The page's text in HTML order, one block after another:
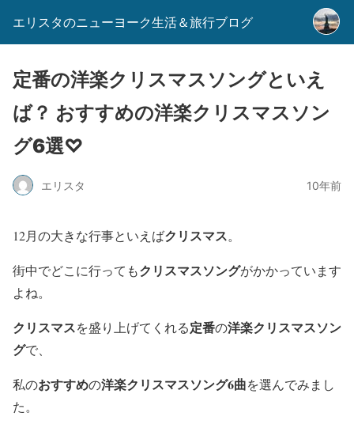
エリスタのニューヨーク生活＆旅行ブログ
定番の洋楽クリスマスソングといえ
ば？ おすすめの洋楽クリスマスソン
グ6選♡
エリスタ 10年前
12月の大きな行事といえばクリスマス。
街中でどこに行ってもクリスマスソングがかかっています
よね。
クリスマスを盛り上げてくれる定番の洋楽クリスマスソン
グで、
私のおすすめの洋楽クリスマスソング6曲を選んでみまし
た。